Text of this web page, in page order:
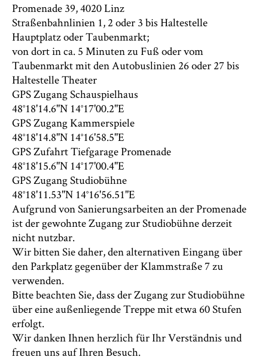
Promenade 39, 4020 Linz
Straßenbahnlinien 1, 2 oder 3 bis Haltestelle
Hauptplatz oder Taubenmarkt;
von dort in ca. 5 Minuten zu Fuß oder vom
Taubenmarkt mit den Autobuslinien 26 oder 27 bis
Haltestelle Theater
GPS Zugang Schauspielhaus
48°18'14.6"N 14°17'00.2"E
GPS Zugang Kammerspiele
48°18'14.8"N 14°16'58.5"E
GPS Zufahrt Tiefgarage Promenade
48°18'15.6"N 14°17'00.4"E
GPS Zugang Studiobühne
48°18'11.53"N 14°16'56.51"E
Aufgrund von Sanierungsarbeiten an der Promenade
ist der gewohnte Zugang zur Studiobühne derzeit
nicht nutzbar.
Wir bitten Sie daher, den alternativen Eingang über
den Parkplatz gegenüber der Klammstraße 7 zu
verwenden.
Bitte beachten Sie, dass der Zugang zur Studiobühne
über eine außenliegende Treppe mit etwa 60 Stufen
erfolgt.
Wir danken Ihnen herzlich für Ihr Verständnis und
freuen uns auf Ihren Besuch.